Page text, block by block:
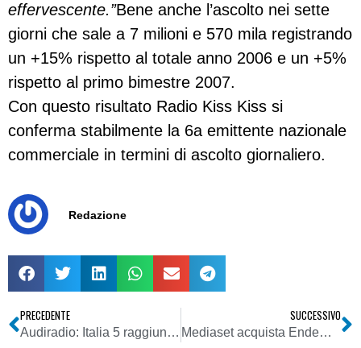
effervescente.”Bene anche l’ascolto nei sette
giorni che sale a 7 milioni e 570 mila registrando
un +15% rispetto al totale anno 2006 e un +5%
rispetto al primo bimestre 2007.
Con questo risultato Radio Kiss Kiss si
conferma stabilmente la 6a emittente nazionale
commerciale in termini di ascolto giornaliero.
Redazione
PRECEDENTE
Audiradio: Italia 5 raggiunge i 10 milioni di ascoltatori nel giorno medio
SUCCESSIVO
Mediaset acquista Endemol per 2,6 mld